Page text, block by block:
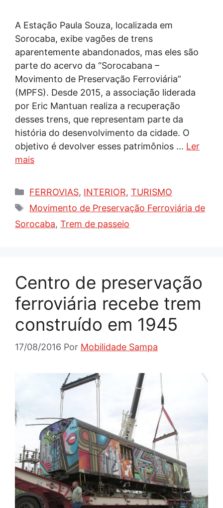
A Estação Paula Souza, localizada em
Sorocaba, exibe vagões de trens
aparentemente abandonados, mas eles são
parte do acervo da “Sorocabana –
Movimento de Preservação Ferroviária”
(MPFS). Desde 2015, a associação liderada
por Eric Mantuan realiza a recuperação
desses trens, que representam parte da
história do desenvolvimento da cidade. O
objetivo é devolver esses patrimônios … Ler
mais
Categorias
FERROVIAS, INTERIOR, TURISMO
Tags
Movimento de Preservação Ferroviária de
Sorocaba, Trem de passeio
Centro de preservação
ferroviária recebe trem
construído em 1945
17/08/2016 Por Mobilidade Sampa